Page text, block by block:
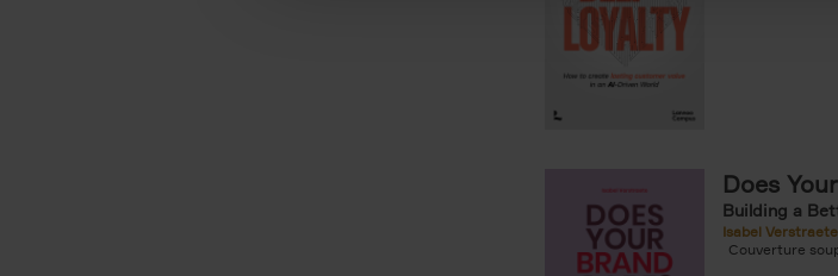
Does
Building a
Isabel Verstraete
Couverture